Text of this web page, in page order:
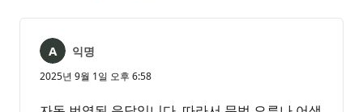
익명
2025년 9월 1일 오후 6:58